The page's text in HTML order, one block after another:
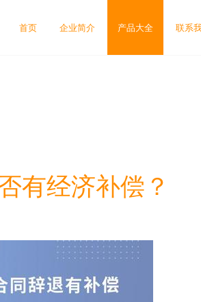
首页 企业简介 产品大全 联系
有经济补偿？